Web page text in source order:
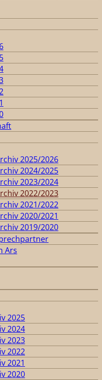
2025/2026
2024/2025
2023/2024
2022/2023
2021/2022
2020/2021
2019/2020
Ars
2025
2024
2023
2022
2021
2020